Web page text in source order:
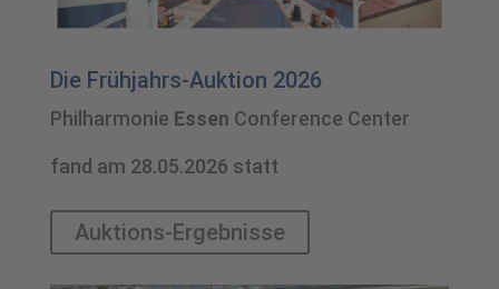
Die Frühjahrs-Auktion 2026
Philharmonie Essen Conference Center
fand am 28.05.2026 statt
Auktions-Ergebnisse